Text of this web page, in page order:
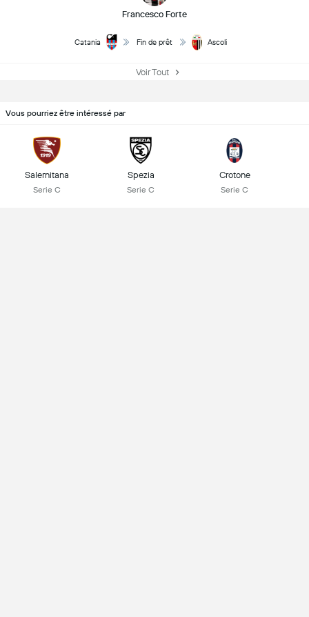
Francesco Forte
Catania Fin de prêt Ascoli
Voir Tout
Vous pourriez être intéressé par
Salernitana
Serie C
Spezia
Serie C
Crotone
Serie C